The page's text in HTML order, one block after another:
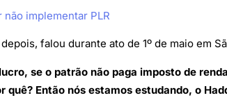
implementar PLR
falou durante ato de 1º de maio em
se o patrão não paga imposto de
quê? Então nós estamos estudando, o